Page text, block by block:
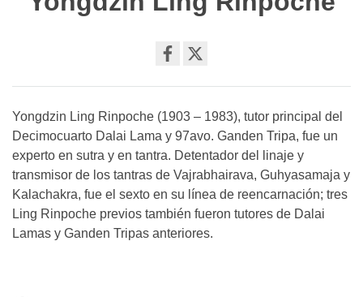
facebook
Yongdzin Ling Rinpoche (1903 – 1983), tutor principal del
Decimocuarto Dalai Lama y 97avo. Ganden Tripa, fue un
experto en sutra y en tantra. Detentador del linaje y
transmisor de los tantras de Vajrabhairava, Guhyasamaja y
Kalachakra, fue el sexto en su línea de reencarnación; tres
Ling Rinpoche previos también fueron tutores de Dalai
Lamas y Ganden Tripas anteriores.